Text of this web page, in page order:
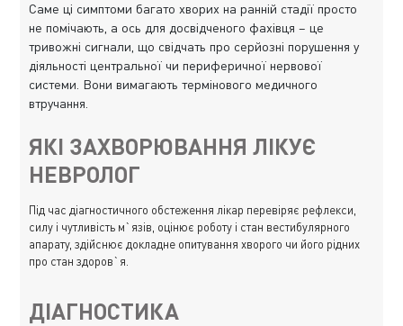
Саме ці симптоми багато хворих на ранній стадії просто
не помічають, а ось для досвідченого фахівця – це
тривожні сигнали, що свідчать про серйозні порушення у
діяльності центральної чи периферичної нервової
системи. Вони вимагають термінового медичного
втручання.
ЯКІ ЗАХВОРЮВАННЯ ЛІКУЄ
НЕВРОЛОГ
Під час діагностичного обстеження лікар перевіряє рефлекси,
силу і чутливість м`язів, оцінює роботу і стан вестибулярного
апарату, здійснює докладне опитування хворого чи його рідних
про стан здоров`я.
ДІАГНОСТИКА